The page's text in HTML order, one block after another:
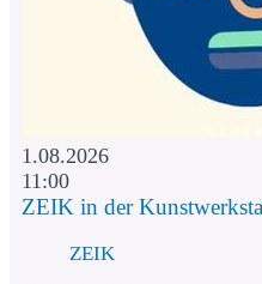
1.08.2026
11:00
ZEIK in der
ZEIK